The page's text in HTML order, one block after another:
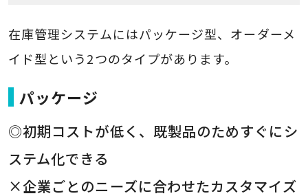
在庫管理システムにはパッケージ型、オーダーメ
イド型という2つのタイプがあります。
パッケージ
◎初期コストが低く、既製品のためすぐにシ
ステム化できる
×企業ごとのニーズに合わせたカスタマイズ